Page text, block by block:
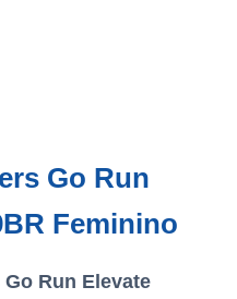
Go Run
Feminino
Run Elevate